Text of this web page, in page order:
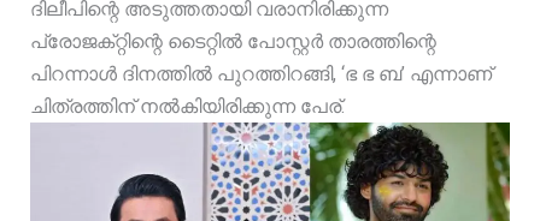
ദിലീപിന്റെ അടുത്തതായി വരാനിരിക്കുന്ന
പ്രോജക്‌റ്റിന്റെ ടൈറ്റിൽ പോസ്റ്റർ താരത്തിന്റെ
പിറന്നാൾ ദിനത്തിൽ പുറത്തിറങ്ങി, ‘ഭ ഭ ബ’ എന്നാണ്
ചിത്രത്തിന് നൽകിയിരിക്കുന്ന പേര്.